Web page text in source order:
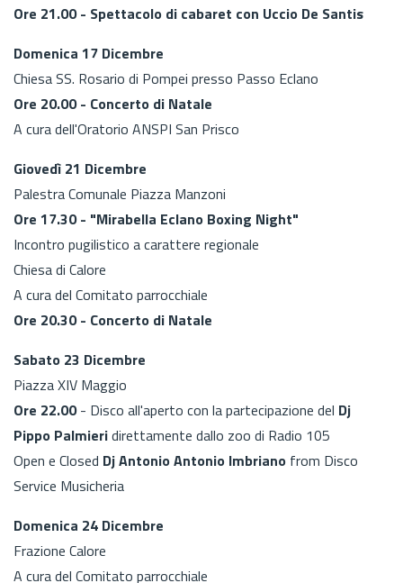
Ore 21.00 - Spettacolo di cabaret con Uccio De Santis
Domenica 17 Dicembre
Chiesa SS. Rosario di Pompei presso Passo Eclano
Ore 20.00 - Concerto di Natale
A cura dell'Oratorio ANSPI San Prisco
Giovedì 21 Dicembre
Palestra Comunale Piazza Manzoni
Ore 17.30 - "Mirabella Eclano Boxing Night"
Incontro pugilistico a carattere regionale
Chiesa di Calore
A cura del Comitato parrocchiale
Ore 20.30 - Concerto di Natale
Sabato 23 Dicembre
Piazza XIV Maggio
Ore 22.00- Disco all'aperto con la partecipazione del Dj
Pippo Palmieridirettamente dallo zoo di Radio 105
Open e Closed Dj Antonio Antonio Imbriano from Disco
Service Musicheria
Domenica 24 Dicembre
Frazione Calore
A cura del Comitato parrocchiale